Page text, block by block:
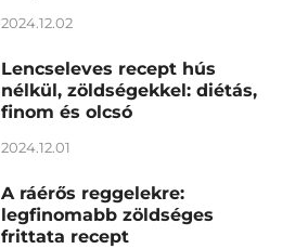
2024.12.02
Lencseleves recept hús
nélkül, zöldségekkel: diétás,
finom és olcsó
2024.12.01
A ráérős reggelekre:
legfinomabb zöldséges
frittata recept